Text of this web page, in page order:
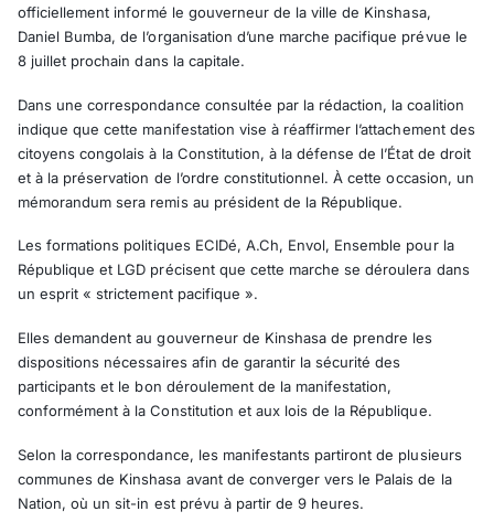
officiellement informé le gouverneur de la ville de Kinshasa,
Daniel Bumba, de l’organisation d’une marche pacifique prévue le
8 juillet prochain dans la capitale.
Dans une correspondance consultée par la rédaction, la coalition
indique que cette manifestation vise à réaffirmer l’attachement des
citoyens congolais à la Constitution, à la défense de l’État de droit
et à la préservation de l’ordre constitutionnel. À cette occasion, un
mémorandum sera remis au président de la République.
Les formations politiques ECIDé, A.Ch, Envol, Ensemble pour la
République et LGD précisent que cette marche se déroulera dans
un esprit « strictement pacifique ».
Elles demandent au gouverneur de Kinshasa de prendre les
dispositions nécessaires afin de garantir la sécurité des
participants et le bon déroulement de la manifestation,
conformément à la Constitution et aux lois de la République.
Selon la correspondance, les manifestants partiront de plusieurs
communes de Kinshasa avant de converger vers le Palais de la
Nation, où un sit-in est prévu à partir de 9 heures.